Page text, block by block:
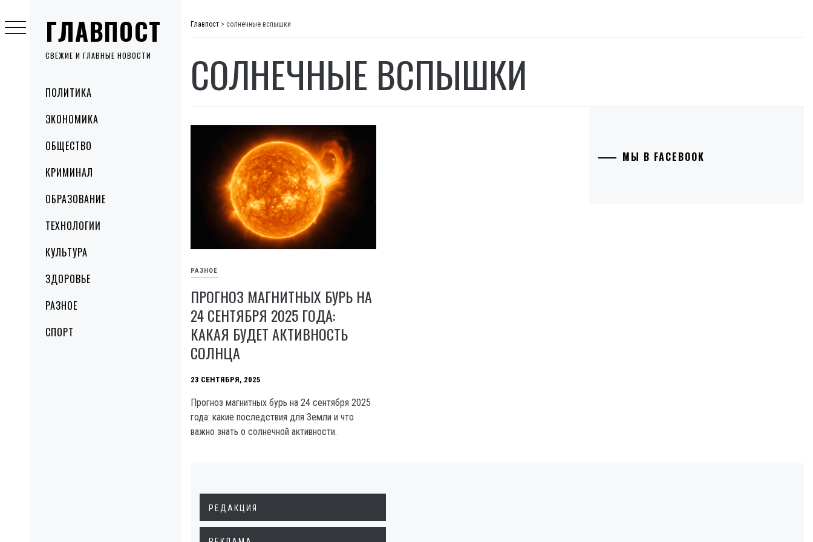
ГЛАВПОСТ
СВЕЖИЕ И ГЛАВНЫЕ НОВОСТИ
MenuПОЛИТИКА
ЭКОНОМИКА
ОБЩЕСТВО
КРИМИНАЛ
ОБРАЗОВАНИЕ
ТЕХНОЛОГИИ
КУЛЬТУРА
ЗДОРОВЬЕ
РАЗНОЕ
СПОРТ
to
content
Главпост > солнечные вспышки
СОЛНЕЧНЫЕ ВСПЫШКИ
РАЗНОЕ
ПРОГНОЗ МАГНИТНЫХ БУРЬ НА
24 СЕНТЯБРЯ 2025 ГОДА:
КАКАЯ БУДЕТ АКТИВНОСТЬ
СОЛНЦА
23 СЕНТЯБРЯ, 2025
Прогноз магнитных бурь на 24 сентября 2025
года: какие последствия для Земли и что
важно знать о солнечной активности.
МЫ В FACEBOOK
РЕДАКЦИЯ